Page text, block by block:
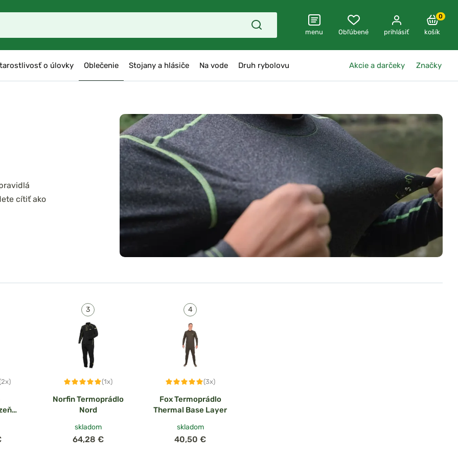
menu Obľúbené prihlásiť
0
košík
o úlovky Oblečenie Stojany a hlásiče Na vode Druh rybolovu Akcie a darčeky Značky
cítiť ako
vám
na sebe
vás
(1x)
Norfin Termoprádlo
Nord
skladom
64,28 €
(3x)
Fox Termoprádlo
Thermal Base Layer
skladom
40,50 €